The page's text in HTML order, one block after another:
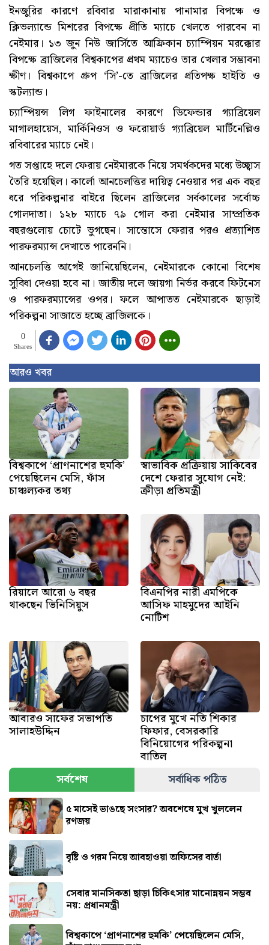
ইনজুরির কারণে রবিবার মারাকানায় পানামার বিপক্ষে ও
ক্লিভল্যান্ডে মিশরের বিপক্ষে প্রীতি ম্যাচে খেলতে পারবেন না
নেইমার। ১৩ জুন নিউ জার্সিতে আফ্রিকান চ্যাম্পিয়ন মরক্কোর
বিপক্ষে ব্রাজিলের বিশ্বকাপের প্রথম ম্যাচেও তার খেলার সম্ভাবনা
ক্ষীণ। বিশ্বকাপে গ্রুপ ‘সি’-তে ব্রাজিলের প্রতিপক্ষ হাইতি ও
স্কটল্যান্ড।
চ্যাম্পিয়ন্স লিগ ফাইনালের কারণে ডিফেন্ডার গ্যাব্রিয়েল
মাগালহায়েস, মার্কিনিওস ও ফরোয়ার্ড গ্যাব্রিয়েল মার্টিনেল্লিও
রবিবারের ম্যাচে নেই।
গত সপ্তাহে দলে ফেরায় নেইমারকে নিয়ে সমর্থকদের মধ্যে উচ্ছ্বাস
তৈরি হয়েছিল। কার্লো আনচেলত্তির দায়িত্ব নেওয়ার পর এক বছর
ধরে পরিকল্পনার বাইরে ছিলেন ব্রাজিলের সর্বকালের সর্বোচ্চ
গোলদাতা। ১২৮ ম্যাচে ৭৯ গোল করা নেইমার সাম্প্রতিক
বছরগুলোয় চোটে ভুগছেন। সান্তোসে ফেরার পরও প্রত্যাশিত
পারফরম্যান্স দেখাতে পারেননি।
আনচেলত্তি আগেই জানিয়েছিলেন, নেইমারকে কোনো বিশেষ
সুবিধা দেওয়া হবে না। জাতীয় দলে জায়গা নির্ভর করবে ফিটনেস
ও পারফরম্যান্সের ওপর। ফলে আপাতত নেইমারকে ছাড়াই
পরিকল্পনা সাজাতে হচ্ছে ব্রাজিলকে।
0
Shares
আরও খবর
বিশ্বকাপে ‘প্রাণনাশের হুমকি’
পেয়েছিলেন মেসি, ফাঁস
চাঞ্চল্যকর তথ্য
স্বাভাবিক প্রক্রিয়ায় সাকিবের
দেশে ফেরার সুযোগ নেই:
ক্রীড়া প্রতিমন্ত্রী
রিয়ালে আরো ৬ বছর
থাকছেন ভিনিসিয়ুস
বিএনপির নারী এমপিকে
আসিফ মাহমুদের আইনি
নোটিশ
আবারও সাফের সভাপতি
সালাহউদ্দিন
চাপের মুখে নতি শিকার
ফিফার, বেসরকারি
বিনিয়োগের পরিকল্পনা
বাতিল
সর্বশেষ
সর্বাধিক পঠিত
৫ মাসেই ভাঙছে সংসার? অবশেষে মুখ খুললেন
রণজয়
বৃষ্টি ও গরম নিয়ে আবহাওয়া অফিসের বার্তা
সেবার মানসিকতা ছাড়া চিকিৎসার মানোন্নয়ন সম্ভব
নয়: প্রধানমন্ত্রী
বিশ্বকাপে ‘প্রাণনাশের হুমকি’ পেয়েছিলেন মেসি,